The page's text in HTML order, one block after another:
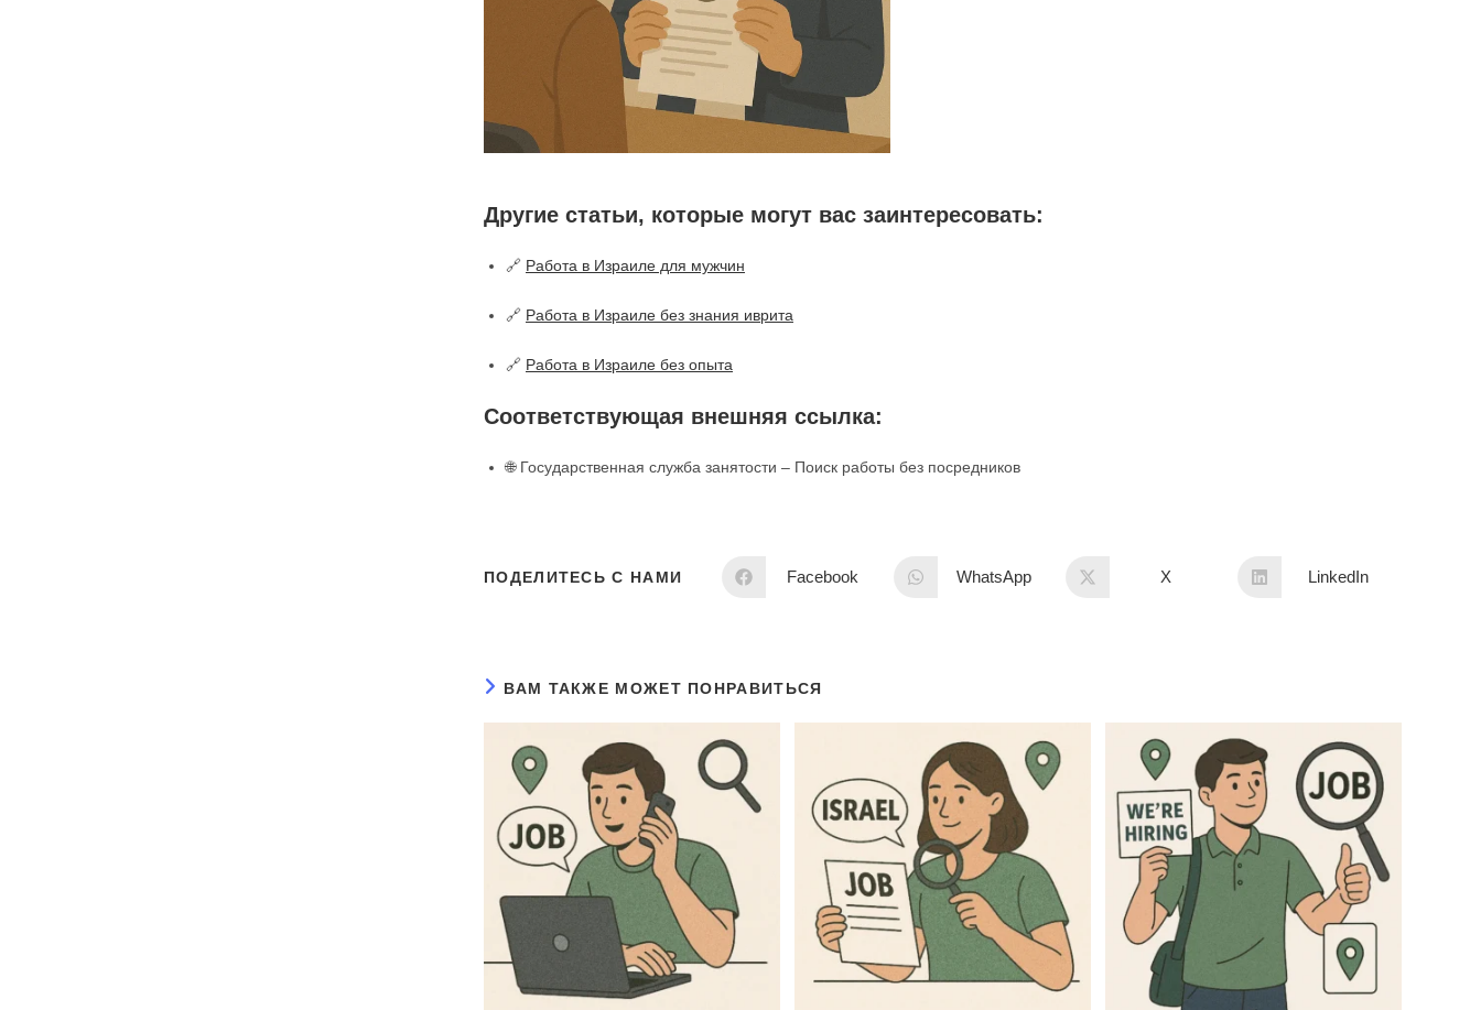
Другие статьи, которые могут вас заинтересовать:
🔗 Работа в Израиле для мужчин
🔗 Работа в Израиле без знания иврита
🔗 Работа в Израиле без опыта
Соответствующая внешняя ссылка:
🌐 Государственная служба занятости – Поиск работы без посредников
ПОДЕЛИТЕСЬ С НАМИ Facebook WhatsApp X LinkedIn
ВАМ ТАКЖЕ МОЖЕТ ПОНРАВИТЬСЯ